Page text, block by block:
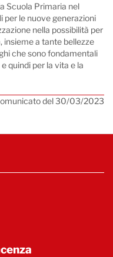
Scuola Primaria nel
le nuove generazioni
nella possibilità per
insieme a tante bellezze
che sono fondamentali
quindi per la vita e la
del 30/03/2023